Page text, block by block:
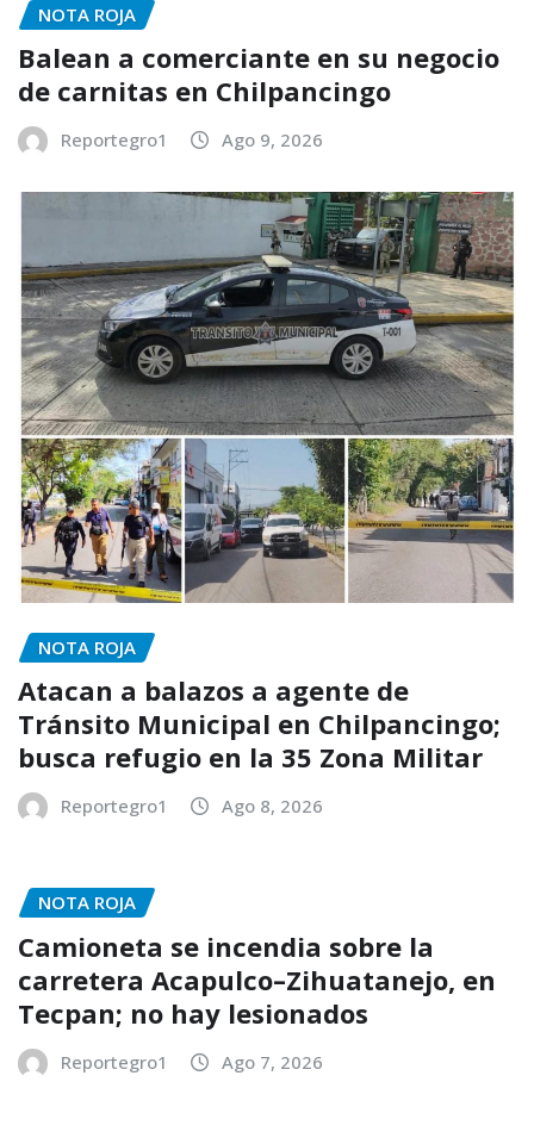
NOTA ROJA
Balean a comerciante en su negocio
de carnitas en Chilpancingo
Reportegro1 Ago 9, 2026
NOTA ROJA
Atacan a balazos a agente de
Tránsito Municipal en Chilpancingo;
busca refugio en la 35 Zona Militar
Reportegro1 Ago 8, 2026
NOTA ROJA
Camioneta se incendia sobre la
carretera Acapulco–Zihuatanejo, en
Tecpan; no hay lesionados
Reportegro1 Ago 7, 2026